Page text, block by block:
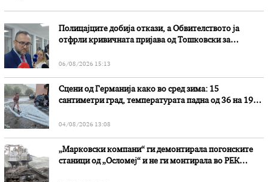
Полицајците добија откази, а Обвителството ја
отфрли кривичната пријава од Тошковски за
06/08/2026 15:13
Сцени од Германија како во сред зима: 15
сантиметри град, температурата падна од 36 на 19
04/08/2026 13:08
„Марковски компани“ ги демонтирала погонските
станици од „Осломеј“ и не ги монтирала во РЕК